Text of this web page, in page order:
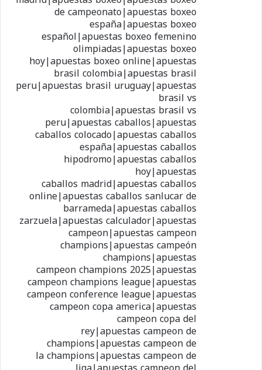
de campeonato|apuestas boxeo
españa|apuestas boxeo
español|apuestas boxeo femenino
olimpiadas|apuestas boxeo
hoy|apuestas boxeo online|apuestas
brasil colombia|apuestas brasil
peru|apuestas brasil uruguay|apuestas
brasil vs
colombia|apuestas brasil vs
peru|apuestas caballos|apuestas
caballos colocado|apuestas caballos
españa|apuestas caballos
hipodromo|apuestas caballos
hoy|apuestas
caballos madrid|apuestas caballos
online|apuestas caballos sanlucar de
barrameda|apuestas caballos
zarzuela|apuestas calculador|apuestas
campeon|apuestas campeon
champions|apuestas campeón
champions|apuestas
campeon champions 2025|apuestas
campeon champions league|apuestas
campeon conference league|apuestas
campeon copa america|apuestas
campeon copa del
rey|apuestas campeon de
champions|apuestas campeon de
la champions|apuestas campeon de